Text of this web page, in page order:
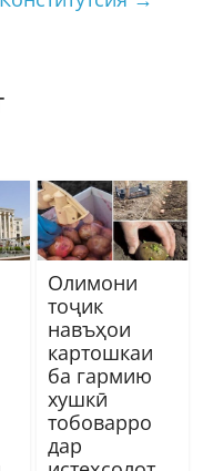
Олимони
тоҷик
навъҳои
картошкаи
ба гармию
хушкӣ
тобоварро
дар